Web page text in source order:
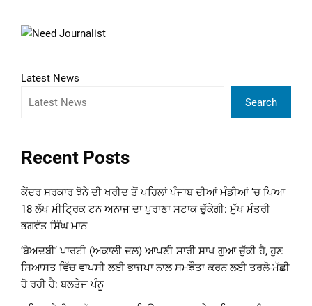
Latest News
Search
Recent Posts
ਕੇਂਦਰ ਸਰਕਾਰ ਝੋਨੇ ਦੀ ਖਰੀਦ ਤੋਂ ਪਹਿਲਾਂ ਪੰਜਾਬ ਦੀਆਂ ਮੰਡੀਆਂ ‘ਚ ਪਿਆ
18 ਲੱਖ ਮੀਟ੍ਰਿਕ ਟਨ ਅਨਾਜ ਦਾ ਪੁਰਾਣਾ ਸਟਾਕ ਚੁੱਕੇਗੀ: ਮੁੱਖ ਮੰਤਰੀ
ਭਗਵੰਤ ਸਿੰਘ ਮਾਨ
‘ਬੇਅਦਬੀ’ ਪਾਰਟੀ (ਅਕਾਲੀ ਦਲ) ਆਪਣੀ ਸਾਰੀ ਸਾਖ ਗੁਆ ਚੁੱਕੀ ਹੈ, ਹੁਣ
ਸਿਆਸਤ ਵਿੱਚ ਵਾਪਸੀ ਲਈ ਭਾਜਪਾ ਨਾਲ ਸਮਝੌਤਾ ਕਰਨ ਲਈ ਤਰਲੋ-ਮੱਛੀ
ਹੋ ਰਹੀ ਹੈ: ਬਲਤੇਜ ਪੰਨੂ